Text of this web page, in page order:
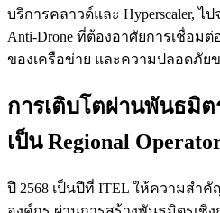
บริการคลาวด์และ Hyperscaler, ไ
Anti-Drone ที่ต้องอาศัยการเชื่อม
ของเครือข่าย และความปลอดภัย
การเติบโตผ่านพันธมิต
เป็น Regional
ปี 2568 เป็นปีที่ ITEL ให้ความสำ